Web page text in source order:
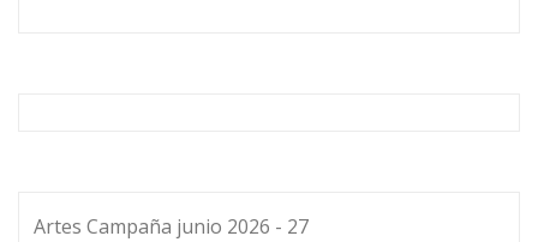
Artes Campaña junio 2026 - 27